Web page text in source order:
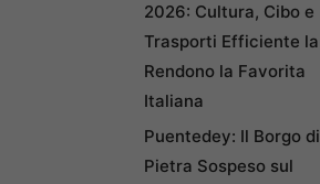
2026: Cultura, Cibo e
Trasporti Efficiente la
Rendono la Favorita
Italiana
Puentedey: Il Borgo di
Pietra Sospeso sul